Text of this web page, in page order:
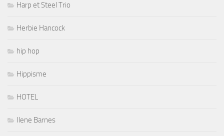
Harp et Steel Trio
Herbie Hancock
hip hop
Hippisme
HOTEL
Ilene Barnes